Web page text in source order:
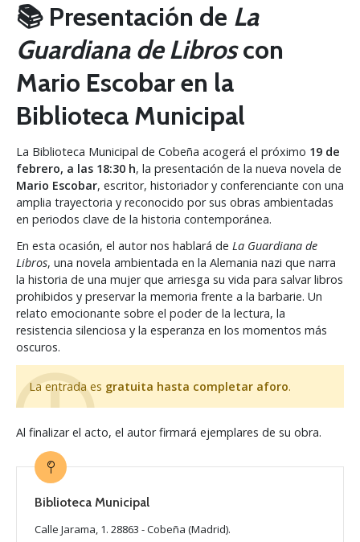
📚 Presentación de La
Guardiana de Libroscon
Mario Escobar en la
Biblioteca Municipal
La Biblioteca Municipal de Cobeña acogerá el próximo 19 de
febrero, a las 18:30 h, la presentación de la nueva novela de
Mario Escobar, escritor, historiador y conferenciante con una
amplia trayectoria y reconocido por sus obras ambientadas
en periodos clave de la historia contemporánea.
En esta ocasión, el autor nos hablará de La Guardiana de
Libros, una novela ambientada en la Alemania nazi que narra
la historia de una mujer que arriesga su vida para salvar libros
prohibidos y preservar la memoria frente a la barbarie. Un
relato emocionante sobre el poder de la lectura, la
resistencia silenciosa y la esperanza en los momentos más
oscuros.
La entrada es gratuita hasta completar aforo.
Al finalizar el acto, el autor firmará ejemplares de su obra.
Biblioteca Municipal
Calle Jarama, 1. 28863 - Cobeña (Madrid).